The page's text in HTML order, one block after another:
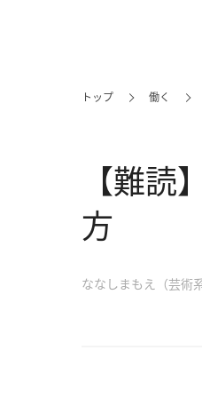
トップ 働く
【難
方
ななしまもえ（芸術